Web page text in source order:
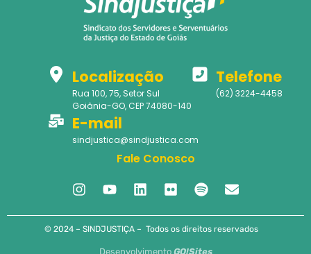
Localização
Rua 100, 75, Setor Sul
Goiânia-GO, CEP 74080-140
Telefone
(62) 3224-4458
E-mail
sindjustica@sindjustica.com
Fale Conosco
© 2024 – SINDJUSTIÇA – Todos os direitos reservados
Desenvolvimento GO!Sites